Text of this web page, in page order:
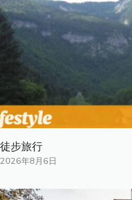
徒步旅行
2026年8月6日